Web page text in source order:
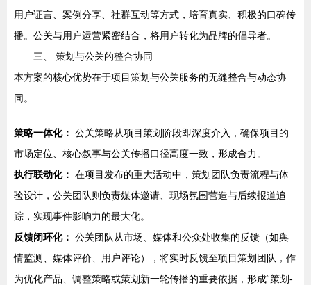
用户证言、案例分享、社群互动等方式，培育真实、积极的口碑传
播。公关与用户运营紧密结合，将用户转化为品牌的倡导者。
三、 策划与公关的整合协同
本方案的核心优势在于项目策划与公关服务的无缝整合与动态协
同。
策略一体化： 公关策略从项目策划阶段即深度介入，确保项目的
市场定位、核心叙事与公关传播口径高度一致，形成合力。
执行联动化： 在项目发布的重大活动中，策划团队负责流程与体
验设计，公关团队则负责媒体邀请、现场氛围营造与后续报道追
踪，实现事件影响力的最大化。
反馈闭环化： 公关团队从市场、媒体和公众处收集的反馈（如舆
情监测、媒体评价、用户评论），将实时反馈至项目策划团队，作
为优化产品、调整策略或策划新一轮传播的重要依据，形成“策划-